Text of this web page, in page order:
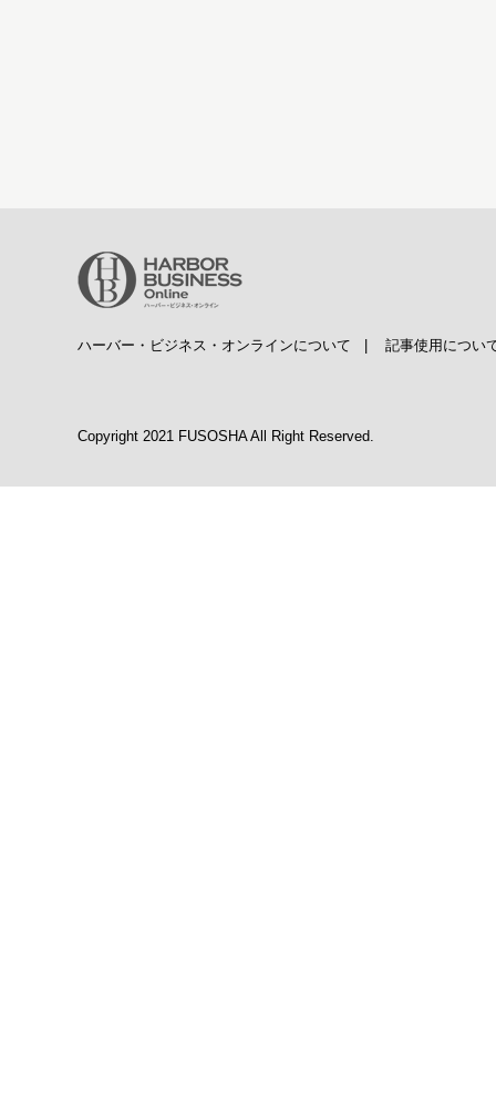
ハーバー・ビジネス・オンラインについて | 記事使用につい
Copyright 2021 FUSOSHA All Right Reserved.